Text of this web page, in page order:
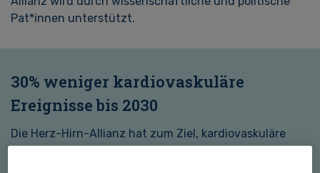
Pat*innen unterstützt.
30% weniger kardiovaskuläre
Ereignisse bis 2030
Die Herz-Hirn-Allianz hat zum Ziel, kardiovaskuläre
Ereignisse gemeinsam deutschlandweit bis 2030 um